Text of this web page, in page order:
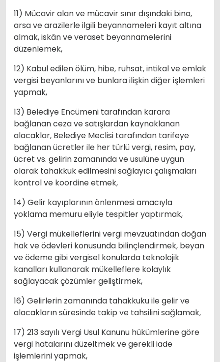
11) Mücavir alan ve mücavir sınır dışındaki bina,
arsa ve arazilerle ilgili beyannameleri kayıt altına
almak, iskân ve veraset beyannamelerini
düzenlemek,
12) Kabul edilen ölüm, hibe, ruhsat, intikal ve emlak
vergisi beyanlarını ve bunlara ilişkin diğer işlemleri
yapmak,
13) Belediye Encümeni tarafından karara
bağlanan ceza ve satışlardan kaynaklanan
alacaklar, Belediye Meclisi tarafından tarifeye
bağlanan ücretler ile her türlü vergi, resim, pay,
ücret vs. gelirin zamanında ve usulüne uygun
olarak tahakkuk edilmesini sağlayıcı çalışmaları
kontrol ve koordine etmek,
14) Gelir kayıplarının önlenmesi amacıyla
yoklama memuru eliyle tespitler yaptırmak,
15) Vergi mükelleflerini vergi mevzuatından doğan
hak ve ödevleri konusunda bilinçlendirmek, beyan
ve ödeme gibi vergisel konularda teknolojik
kanalları kullanarak mükelleflere kolaylık
sağlayacak çözümler geliştirmek,
16) Gelirlerin zamanında tahakkuku ile gelir ve
alacakların süresinde takip ve tahsilini sağlamak,
17) 213 sayılı Vergi Usul Kanunu hükümlerine göre
vergi hatalarını düzeltmek ve gerekli iade
işlemlerini yapmak,